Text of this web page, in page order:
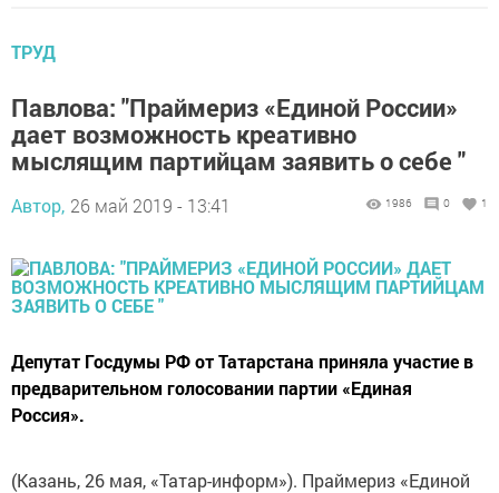
ТРУД
Павлова: "Праймериз «Единой России»
дает возможность креативно
мыслящим партийцам заявить о себе "
Автор, 26 май 2019 - 13:41 1986 0 1
Депутат Госдумы РФ от Татарстана приняла участие в
предварительном голосовании партии «Единая
Россия».
(Казань, 26 мая, «Татар-информ»). Праймериз «Единой